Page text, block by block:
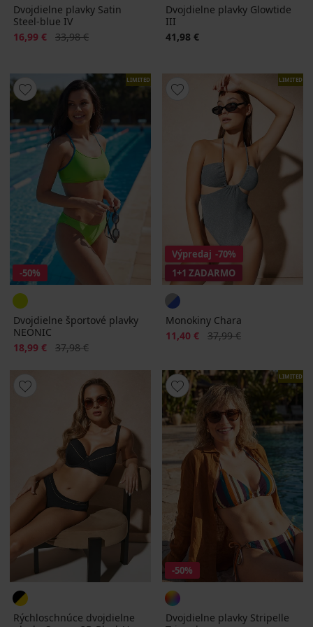
Dvojdielne plavky Satin
Steel-blue IV
Zľava
16,99 € Pôvodná cena
33,98 €
Dvojdielne plavky Glowtide
III
41,98 €
LIMITED
-50%
Dvojdielne športové plavky
NEONIC
Zľava
18,99 € Pôvodná cena
37,98 €
LIMITED
Výpredaj -70%
1+1 ZADARMO
Monokiny Chara
Zľava
11,40 € Pôvodná cena
37,99 €
Rýchloschnúce dvojdielne
LIMITED
-50%
Dvojdielne plavky Stripelle